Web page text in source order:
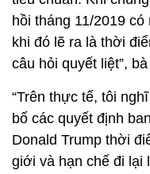
hồi tháng 11/2019
khi đó lẽ ra là thời
câu hỏi quyết liệt”,
“Trên thực tế, tôi
bố các quyết định
Donald Trump thời
giới và hạn chế đi lại